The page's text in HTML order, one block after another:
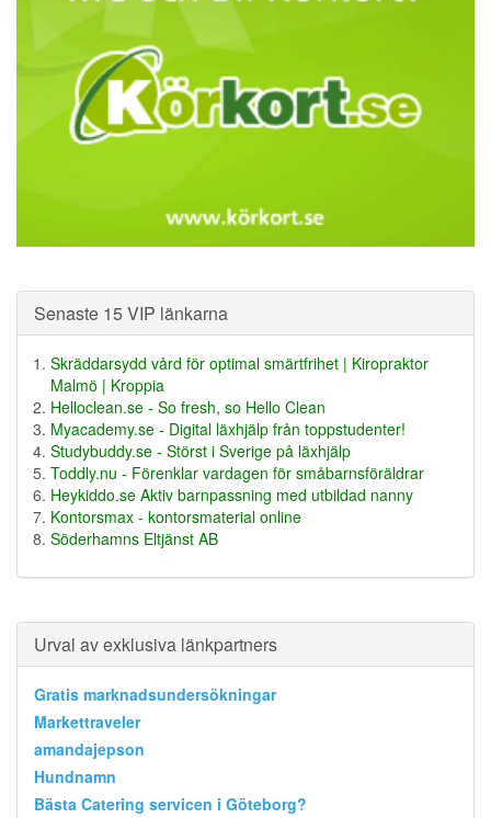
Senaste 15 VIP länkarna
Skräddarsydd vård för optimal smärtfrihet | Kiropraktor
Malmö | Kroppia
Helloclean.se - So fresh, so Hello Clean
Myacademy.se - Digital läxhjälp från toppstudenter!
Studybuddy.se - Störst i Sverige på läxhjälp
Toddly.nu - Förenklar vardagen för småbarnsföräldrar
Heykiddo.se Aktiv barnpassning med utbildad nanny
Kontorsmax - kontorsmaterial online
Söderhamns Eltjänst AB
Urval av exklusiva länkpartners
Gratis marknadsundersökningar
Markettraveler
amandajepson
Hundnamn
Bästa Catering servicen i Göteborg?